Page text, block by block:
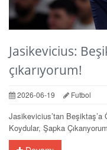
Jasikevicius:
çıkarıyorum!
2026-06-19 Futbol
Jasikevicius’tan Beşiktaş’a
Koydular, Şapka